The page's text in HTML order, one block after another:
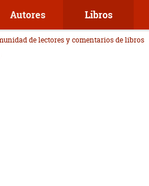
Autores Libros
de lectores y comentarios de libros